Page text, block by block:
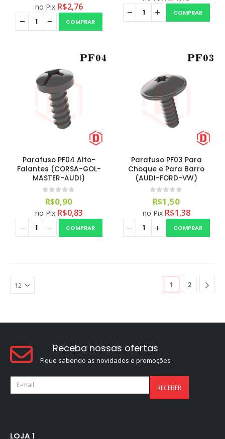
no Pix R$2,76
COMPRAR
COMPRAR
Parafuso PF04 Alto-
Falantes (CORSA-GOL-
MASTER-AUDI)
0out of 5
R$0,90
no Pix R$0,83
COMPRAR
Parafuso PF03 Para
Choque e Para Barro
(AUDI-FORD-VW)
0out of 5
R$1,50
no Pix R$1,38
COMPRAR
1 2
out of 5
29,99
0out of 5
R$234,99
0out of 5
R$ 259,90
Receba nossas ofertas
Fique sabendo as novidades e promoções
LOJA 1